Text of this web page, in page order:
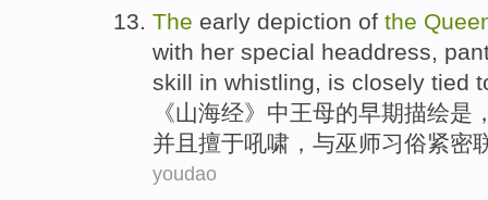
The early depiction of the
with her special headdress
skill in whistling, is closely tied
《山海经》 中王母的早期描绘是
并且 擅于吼啸， 与巫师习俗紧密
youdao